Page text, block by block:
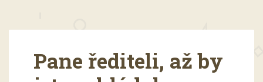
Pane řediteli, až by